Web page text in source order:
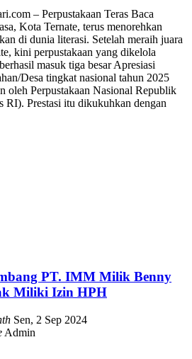
– Perpustakaan Teras Baca
Kota Ternate, terus menorehkan
di dunia literasi. Setelah meraih juara
kini perpustakaan yang dikelola
masuk tiga besar Apresiasi
Desa tingkat nasional tahun 2025
oleh Perpustakaan Nasional Republik
RI). Prestasi itu dikukuhkan dengan
PT. IMM Milik Benny
Miliki Izin HPH
Sen, 2 Sep 2024
Admin